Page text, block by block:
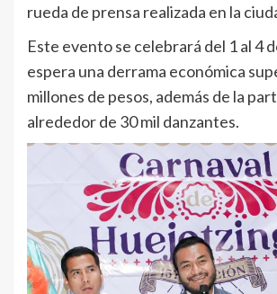
rueda de prensa realizada en la
Este evento se celebrará del 1 al 4
espera una derrama económica
millones de pesos, además de la
alrededor de 30 mil danzantes.